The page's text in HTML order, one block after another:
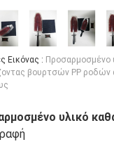
Εικόνας : Προσαρμοσμένο
βουρτσών PP ροδών
υλικό